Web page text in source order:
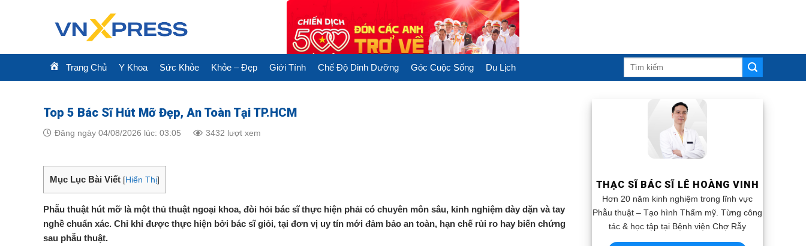
Trang Chủ Y Khoa Sức Khỏe Khỏe – Đẹp Giới Tính Chế Độ Dinh Dưỡng Góc Cuộc Sống Du Lịch
Top 5 Bác Sĩ Hút Mỡ Đẹp, An Toàn Tại TP.HCM
Đăng ngày 04/08/2026 lúc: 03:05 3432 lượt xem
Mục Lục Bài Viết [Hiển Thị]
Phẫu thuật hút mỡ là một thủ thuật ngoại khoa, đòi hỏi bác sĩ thực hiện phải có chuyên môn sâu, kinh nghiệm dày dặn và tay
nghề chuẩn xác. Chỉ khi được thực hiện bởi bác sĩ giỏi, tại đơn vị uy tín mới đảm bảo an toàn, hạn chế rủi ro hay biến chứng
sau phẫu thuật.
THẠC SĨ BÁC SĨ LÊ HOÀNG VINH
Hơn 20 năm kinh nghiệm trong lĩnh vực
Phẫu thuật – Tạo hình Thẩm mỹ. Từng công
tác & học tập tại Bệnh viện Chợ Rẫy